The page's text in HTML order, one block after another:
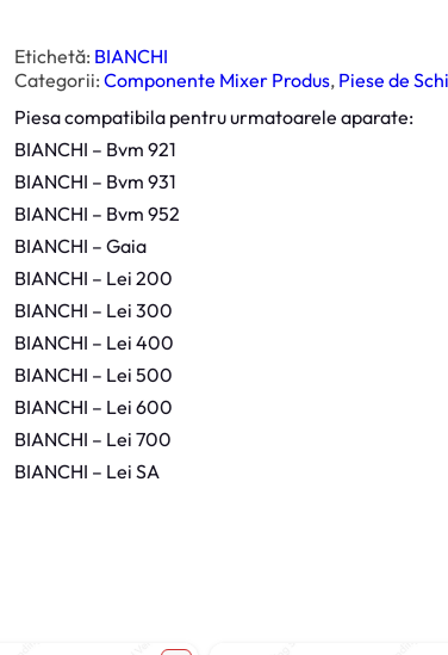
t
e
I
e
F
i
x
a
r
e
M
i
x
e
r
B
i
a
n
c
i
Etichetă: BIANCHI
Categorii: Componente Mixer Produs, Piese de
Piesa compatibila pentru urmatoarele aparate:
BIANCHI – Bvm 921
BIANCHI – Bvm 931
BIANCHI – Bvm 952
BIANCHI – Gaia
BIANCHI – Lei 200
BIANCHI – Lei 300
BIANCHI – Lei 400
BIANCHI – Lei 500
BIANCHI – Lei 600
BIANCHI – Lei 700
BIANCHI – Lei SA